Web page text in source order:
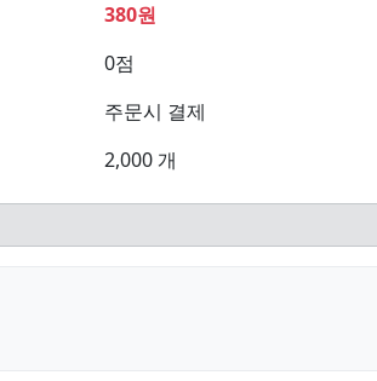
380원
0점
주문시 결제
2,000 개